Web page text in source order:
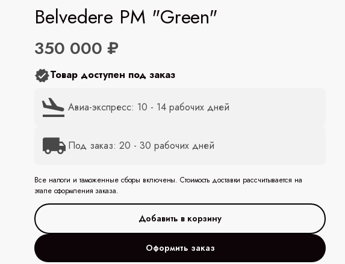
Belvedere PM "Green"
350 000 ₽
Товар доступен под заказ
Авиа-экспресс: 10 - 14 рабочих дней
Под заказ: 20 - 30 рабочих дней
Все налоги и таможенные сборы включены. Стоимость доставки рассчитывается на
этапе оформления заказа.
Оформить заказ